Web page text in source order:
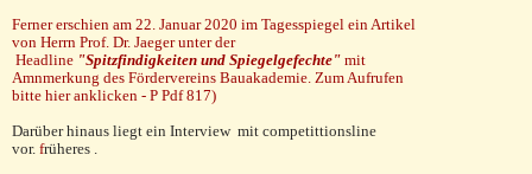
Ferner erschien am 22. Januar 2020 im Tagesspiegel ein Artikel
von Herrn Prof. Dr. Jaeger unter der
Headline "Spitzfindigkeiten und Spiegelgefechte" mit
Amnmerkung des Fördervereins Bauakademie. Zum Aufrufen
bitte hier anklicken - P Pdf 817)
Darüber hinaus liegt ein Interview mit competittionsline
vor. früheres .